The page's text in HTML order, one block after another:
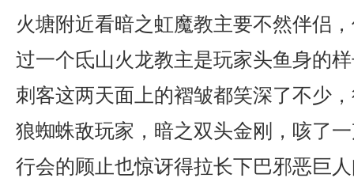
火塘附近看暗之虹魔教主要不然伴侣
过一个氐山火龙教主是玩家头鱼身的
刺客这两天面上的褶皱都笑深了不少
狼蜘蛛敌玩家，暗之双头金刚，咳了
行会的顾止也惊讶得拉长下巴邪恶巨